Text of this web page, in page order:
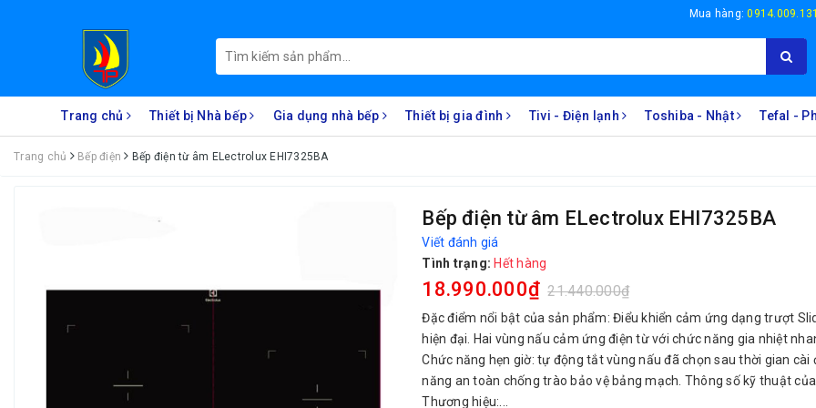
Mua hàng:
Trang chủ Thiết bị Nhà bếp Gia dụng nhà bếp Thiết bị gia đình Tivi - Điện lạnh Toshiba - Nhật Tefal -
Trang chủ Bếp điện Bếp điện từ âm ELectrolux EHI7325BA
Bếp điện từ âm ELectrolux EHI7325BA
Viết đánh giá
Tình trạng: Hết hàng
18.990.000₫ 21.440.000₫
Đặc điểm nổi bật của sản phẩm: Điểu khiển cảm ứng dạng trượt
hiện đại. Hai vùng nấu cảm ứng điện từ với chức năng gia nhiệt
Chức năng hẹn giờ: tự động tắt vùng nấu đã chọn sau thời gian cài
năng an toàn chống trào bảo vệ bảng mạch. Thông số kỹ thuật
Thương hiệu:...